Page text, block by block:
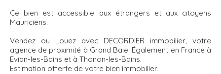
Ce bien est accessible aux étrangers et aux citoyens
Mauriciens.
Vendez ou Louez avec DECORDIER immobilier, votre
agence de proximité à Grand Baie. Également en France à
Evian-les-Bains et à Thonon-les-Bains.
Estimation offerte de votre bien immobilier.